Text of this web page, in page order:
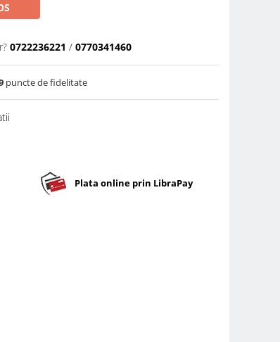
0722236221 / 0770341460
puncte de fidelitate
Plata online prin LibraPay